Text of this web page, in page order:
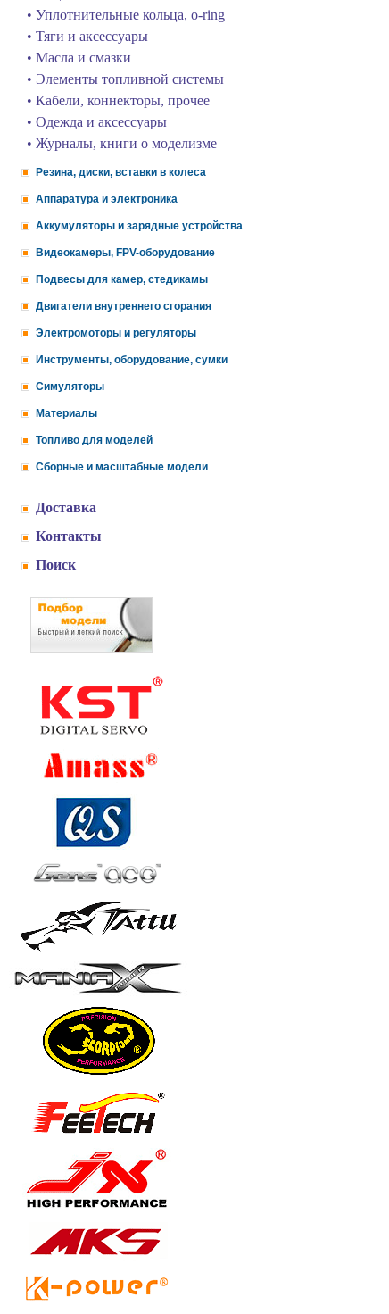
• Уплотнительные кольца, o-ring
• Тяги и аксессуары
• Масла и смазки
• Элементы топливной системы
• Кабели, коннекторы, прочее
• Одежда и аксессуары
• Журналы, книги о моделизме
Резина, диски, вставки в колеса
Аппаратура и электроника
Аккумуляторы и зарядные устройства
Видеокамеры, FPV-оборудование
Подвесы для камер, стедикамы
Двигатели внутреннего сгорания
Электромоторы и регуляторы
Инструменты, оборудование, сумки
Симуляторы
Материалы
Топливо для моделей
Сборные и масштабные модели
Доставка
Контакты
Поиск